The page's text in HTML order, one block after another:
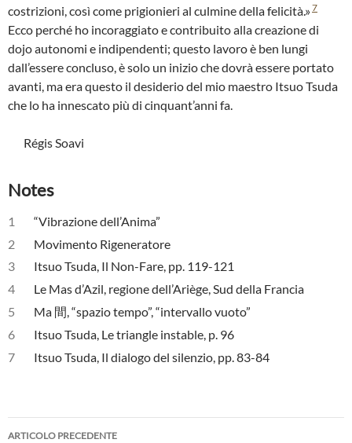
costrizioni, così come prigionieri al culmine della felicità.»7
Ecco perché ho incoraggiato e contribuito alla creazione di
dojo autonomi e indipendenti; questo lavoro è ben lungi
dall’essere concluso, è solo un inizio che dovrà essere portato
avanti, ma era questo il desiderio del mio maestro Itsuo Tsuda
che lo ha innescato più di cinquant’anni fa.
Régis Soavi
Notes
1
“Vibrazione dell’Anima”
2
Movimento Rigeneratore
3
Itsuo Tsuda, Il Non-Fare, pp. 119-121
4
Le Mas d’Azil, regione dell’Ariège, Sud della Francia
5
Ma 間, “spazio tempo”, “intervallo vuoto”
6
Itsuo Tsuda, Le triangle instable, p. 96
7
Itsuo Tsuda, Il dialogo del silenzio, pp. 83-84
Navigazione
ARTICOLO PRECEDENTE